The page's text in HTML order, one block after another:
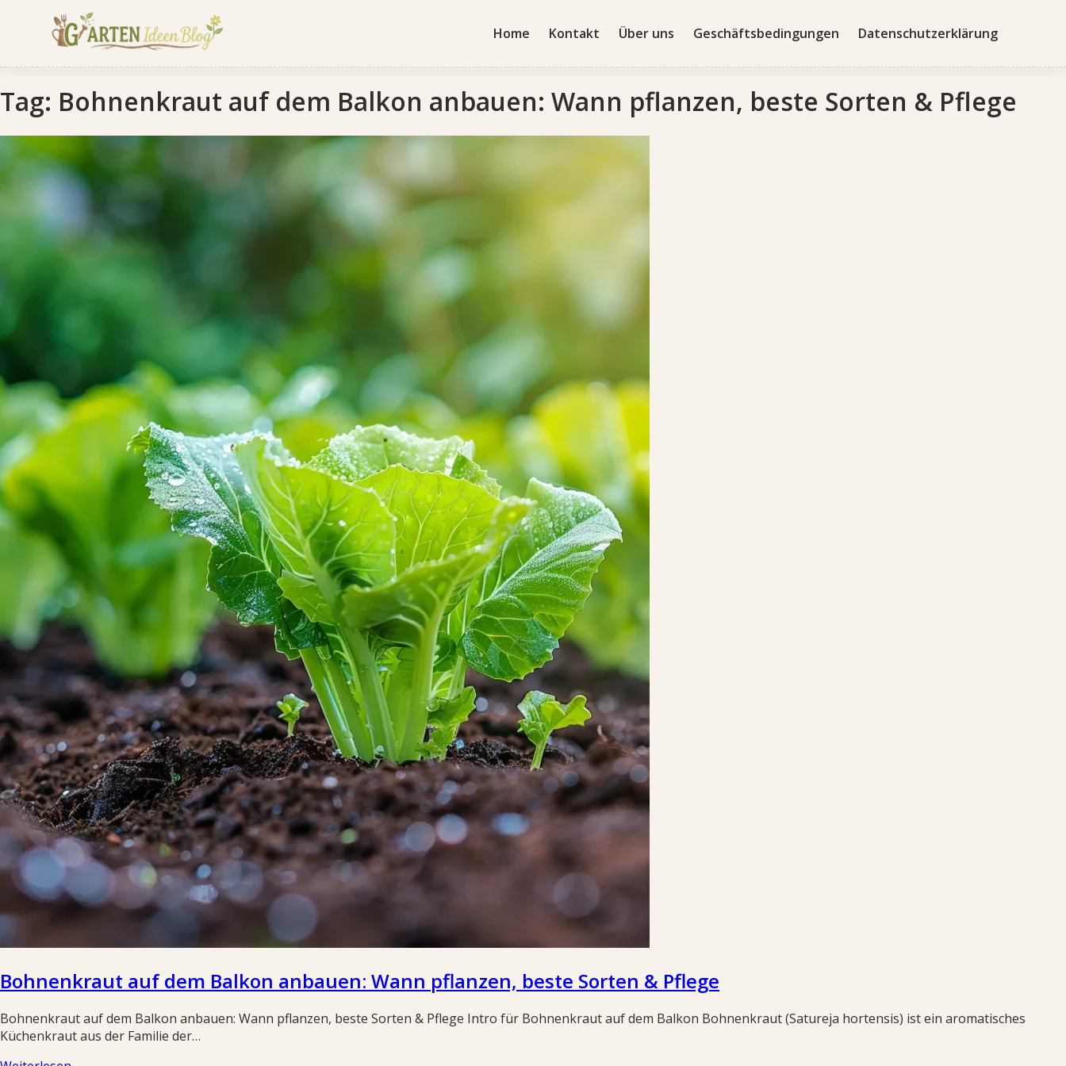
Home Kontakt Über uns Geschäftsbedingungen Datenschutzerklärung
Tag: Bohnenkraut auf dem Balkon anbauen: Wann pflanzen, beste Sorten & Pflege
Bohnenkraut auf dem Balkon anbauen: Wann pflanzen, beste Sorten & Pflege
Bohnenkraut auf dem Balkon anbauen: Wann pflanzen, beste Sorten & Pflege Intro für Bohnenkraut auf dem Balkon Bohnenkraut (Satureja hortensis) ist ein aromatisches
Küchenkraut aus der Familie der…